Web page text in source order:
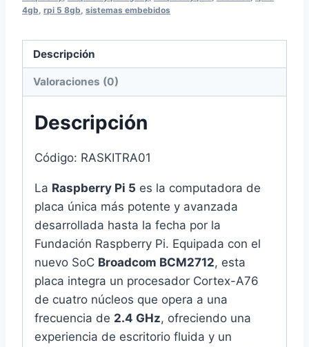
4gb, rpi 5 8gb, sistemas embebidos
Descripción
Valoraciones (0)
Descripción
Código: RASKITRA01
La Raspberry Pi 5 es la computadora de
placa única más potente y avanzada
desarrollada hasta la fecha por la
Fundación Raspberry Pi. Equipada con el
nuevo SoC Broadcom BCM2712, esta
placa integra un procesador Cortex-A76
de cuatro núcleos que opera a una
frecuencia de 2.4 GHz, ofreciendo una
experiencia de escritorio fluida y un